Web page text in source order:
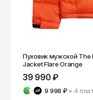
Пуховик мужской The
Jacket Flare Orange
39 990 ₽
9 998 ₽ × 4